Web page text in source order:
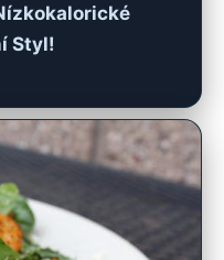
Styl!